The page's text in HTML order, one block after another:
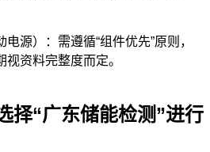
源）：需遵循“组件优先”原则，
资料完整度而定。
择“广东储能检测”进行